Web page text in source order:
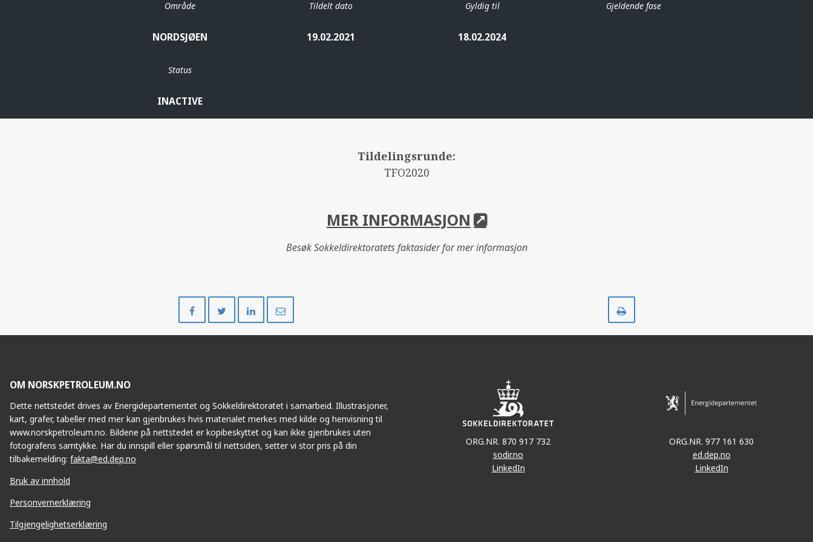
Område
NORDSJØEN
Tildelt dato
19.02.2021
Gyldig til
18.02.2024
Gjeldende fase
Status
INACTIVE
Tildelingsrunde:
TFO2020
MER INFORMASJON
Besøk Sokkeldirektoratets faktasider for mer informasjon
på
på
på
OM NORSKPETROLEUM.NO
Dette nettstedet drives av Energidepartementet og Sokkeldirektoratet i samarbeid. Illustrasjoner,
kart, grafer, tabeller med mer kan gjenbrukes hvis materialet merkes med kilde og henvisning til
www.norskpetroleum.no. Bildene på nettstedet er kopibeskyttet og kan ikke gjenbrukes uten
fotografens samtykke. Har du innspill eller spørsmål til nettsiden, setter vi stor pris på din
tilbakemelding: fakta@ed.dep.no
Bruk av innhold
Personvernerklæring
Tilgjengelighetserklæring
ORG.NR. 870 917 732
sodir.no
LinkedIn
ORG.NR. 977 161 630
ed.dep.no
LinkedIn